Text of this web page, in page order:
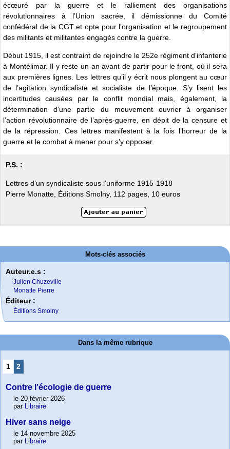
écœuré par la guerre et le ralliement des organisations
révolutionnaires à l’Union sacrée, il démissionne du Comité
confédéral de la CGT et opte pour l’organisation et le regroupement
des militants et militantes engagés contre la guerre.
Début 1915, il est contraint de rejoindre le 252e régiment d’infanterie
à Montélimar. Il y reste un an avant de partir pour le front, où il sera
aux premières lignes. Les lettres qu’il y écrit nous plongent au cœur
de l’agitation syndicaliste et socialiste de l’époque. S’y lisent les
incertitudes causées par le conflit mondial mais, également, la
détermination d’une partie du mouvement ouvrier à organiser
l’action révolutionnaire de l’après-guerre, en dépit de la censure et
de la répression. Ces lettres manifestent à la fois l’horreur de la
guerre et le combat à mener pour s’y opposer.
P.S. :
Lettres d’un syndicaliste sous l’uniforme 1915-1918
Pierre Monatte, Éditions Smolny, 112 pages, 10 euros
Mots-clés associés
Auteur.e.s :
Julien Chuzeville
Monatte Pierre
Éditeur :
Éditions Smolny
Dans la même rubrique
1 2
Contre l’écologie de guerre
le 20 février 2026
par Libraire
Hiver sans neige
le 14 novembre 2025
par Libraire